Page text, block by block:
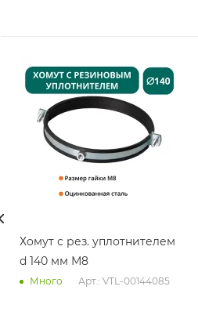
Хомут с рез. уплотнителем
d 140 мм М8
Много Арт.: VTL-00144085